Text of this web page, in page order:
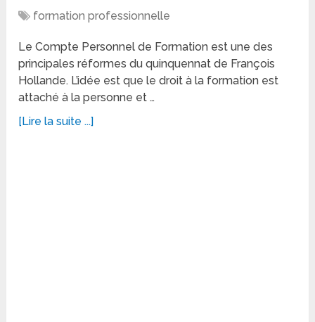
formation professionnelle
Le Compte Personnel de Formation est une des
principales réformes du quinquennat de François
Hollande. L’idée est que le droit à la formation est
attaché à la personne et …
[Lire la suite ...]